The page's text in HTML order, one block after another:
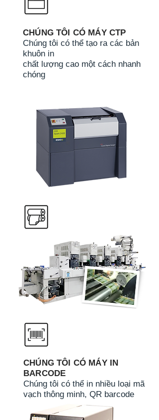
CHÚNG TÔI CÓ MÁY CTP
Chúng tôi có thể tạo ra các bản
khuôn in
chất lượng cao một cách nhanh
chóng
CHÚNG TÔI CÓ MÁY IN
BARCODE
Chúng tôi có thể in nhiều loại mã
vạch thông minh, QR barcode